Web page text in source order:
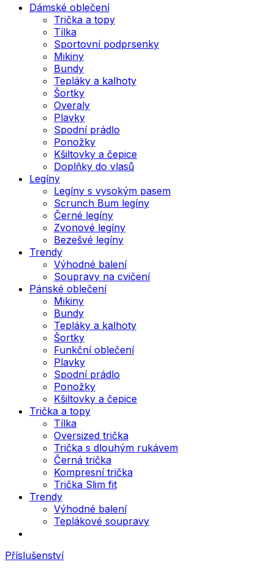
Dámské oblečení
Trička a topy
Tílka
Sportovní podprsenky
Mikiny
Bundy
Tepláky a kalhoty
Šortky
Overaly
Plavky
Spodní prádlo
Ponožky
Kšiltovky a čepice
Doplňky do vlasů
Legíny
Legíny s vysokým pasem
Scrunch Bum legíny
Černé legíny
Zvonové legíny
Bezešvé legíny
Trendy
Výhodné balení
Soupravy na cvičení
Pánské oblečení
Mikiny
Bundy
Tepláky a kalhoty
Šortky
Funkční oblečení
Plavky
Spodní prádlo
Ponožky
Kšiltovky a čepice
Trička a topy
Tílka
Oversized trička
Trička s dlouhým rukávem
Černá trička
Kompresní trička
Trička Slim fit
Trendy
Výhodné balení
Teplákové soupravy
Příslušenství